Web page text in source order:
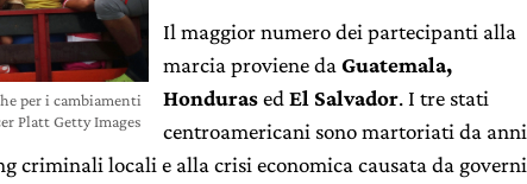
per i cambiamenti
Platt Getty Images
Il maggior numero dei partecipanti alla
marcia proviene da Guatemala,
Hondurased El Salvador. I tre stati
centroamericani sono martoriati da anni
criminali locali e alla crisi economica causata da governi